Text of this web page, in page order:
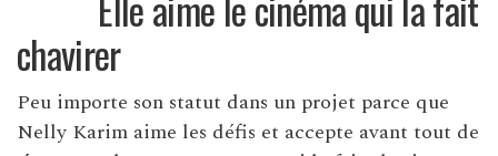
chavirer
Peu importe son statut dans un projet parce que
Nelly Karim aime les défis et accepte avant tout de